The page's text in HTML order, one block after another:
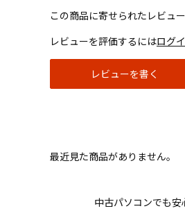
この商品に寄せられたレビュ
レビューを評価するにはログ
レビューを書く
最近見た商品がありません。
中古パソコンでも